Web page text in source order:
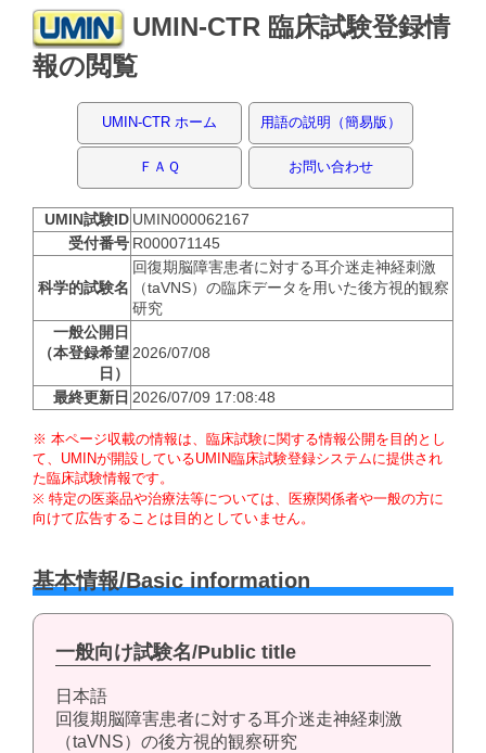
UMIN-CTR 臨床試験登録情
報の閲覧
UMIN-CTR ホーム 用語の説明（簡易版）
ＦＡＱ お問い合わせ
UMIN試験ID UMIN000062167
受付番号 R000071145
科学的試験名
回復期脳障害患者に対する耳介迷走神経刺激
（taVNS）の臨床データを用いた後方視的観察
研究
一般公開日
（本登録希望
日）
2026/07/08
最終更新日 2026/07/09 17:08:48
※ 本ページ収載の情報は、臨床試験に関する情報公開を目的とし
て、UMINが開設しているUMIN臨床試験登録システムに提供され
た臨床試験情報です。
※ 特定の医薬品や治療法等については、医療関係者や一般の方に
向けて広告することは目的としていません。
基本情報/Basic information
一般向け試験名/Public title
日本語
回復期脳障害患者に対する耳介迷走神経刺激
（taVNS）の後方視的観察研究